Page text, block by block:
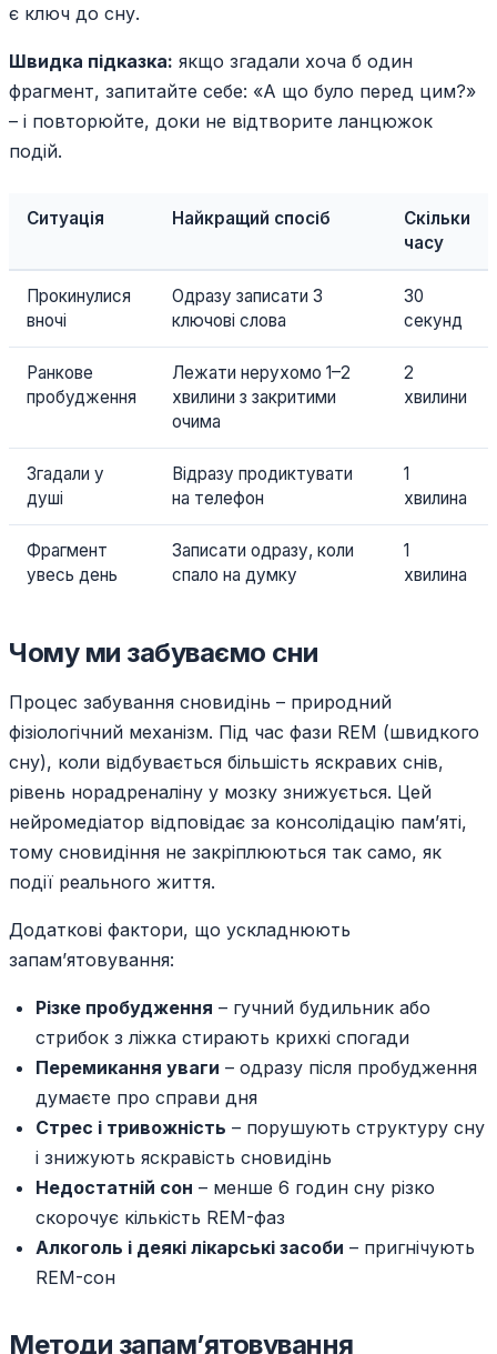
є ключ до сну.
Швидка підказка: якщо згадали хоча б один
фрагмент, запитайте себе: «А що було перед цим?»
– і повторюйте, доки не відтворите ланцюжок
подій.
Ситуація Найкращий спосіб
Скільки
часу
Прокинулися
вночі
Одразу записати 3
ключові слова
30
секунд
Ранкове
пробудження
Лежати нерухомо 1–2
хвилини з закритими
очима
2
хвилини
Згадали у
душі
Відразу продиктувати
на телефон
1
хвилина
Фрагмент
увесь день
Записати одразу, коли
спало на думку
1
хвилина
Чому ми забуваємо сни
Процес забування сновидінь – природний
фізіологічний механізм. Під час фази REM (швидкого
сну), коли відбувається більшість яскравих снів,
рівень норадреналіну у мозку знижується. Цей
нейромедіатор відповідає за консолідацію пам’яті,
тому сновидіння не закріплюються так само, як
події реального життя.
Додаткові фактори, що ускладнюють
запам’ятовування:
Різке пробудження – гучний будильник або
стрибок з ліжка стирають крихкі спогади
Перемикання уваги – одразу після пробудження
думаєте про справи дня
Стрес і тривожність – порушують структуру сну
і знижують яскравість сновидінь
Недостатній сон – менше 6 годин сну різко
скорочує кількість REM-фаз
Алкоголь і деякі лікарські засоби – пригнічують
REM-сон
Методи запам’ятовування